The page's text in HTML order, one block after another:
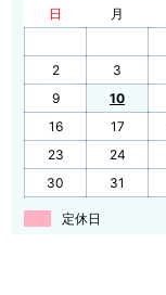
日
月
2
3
9
10
16
17
23
24
30
31
定休日